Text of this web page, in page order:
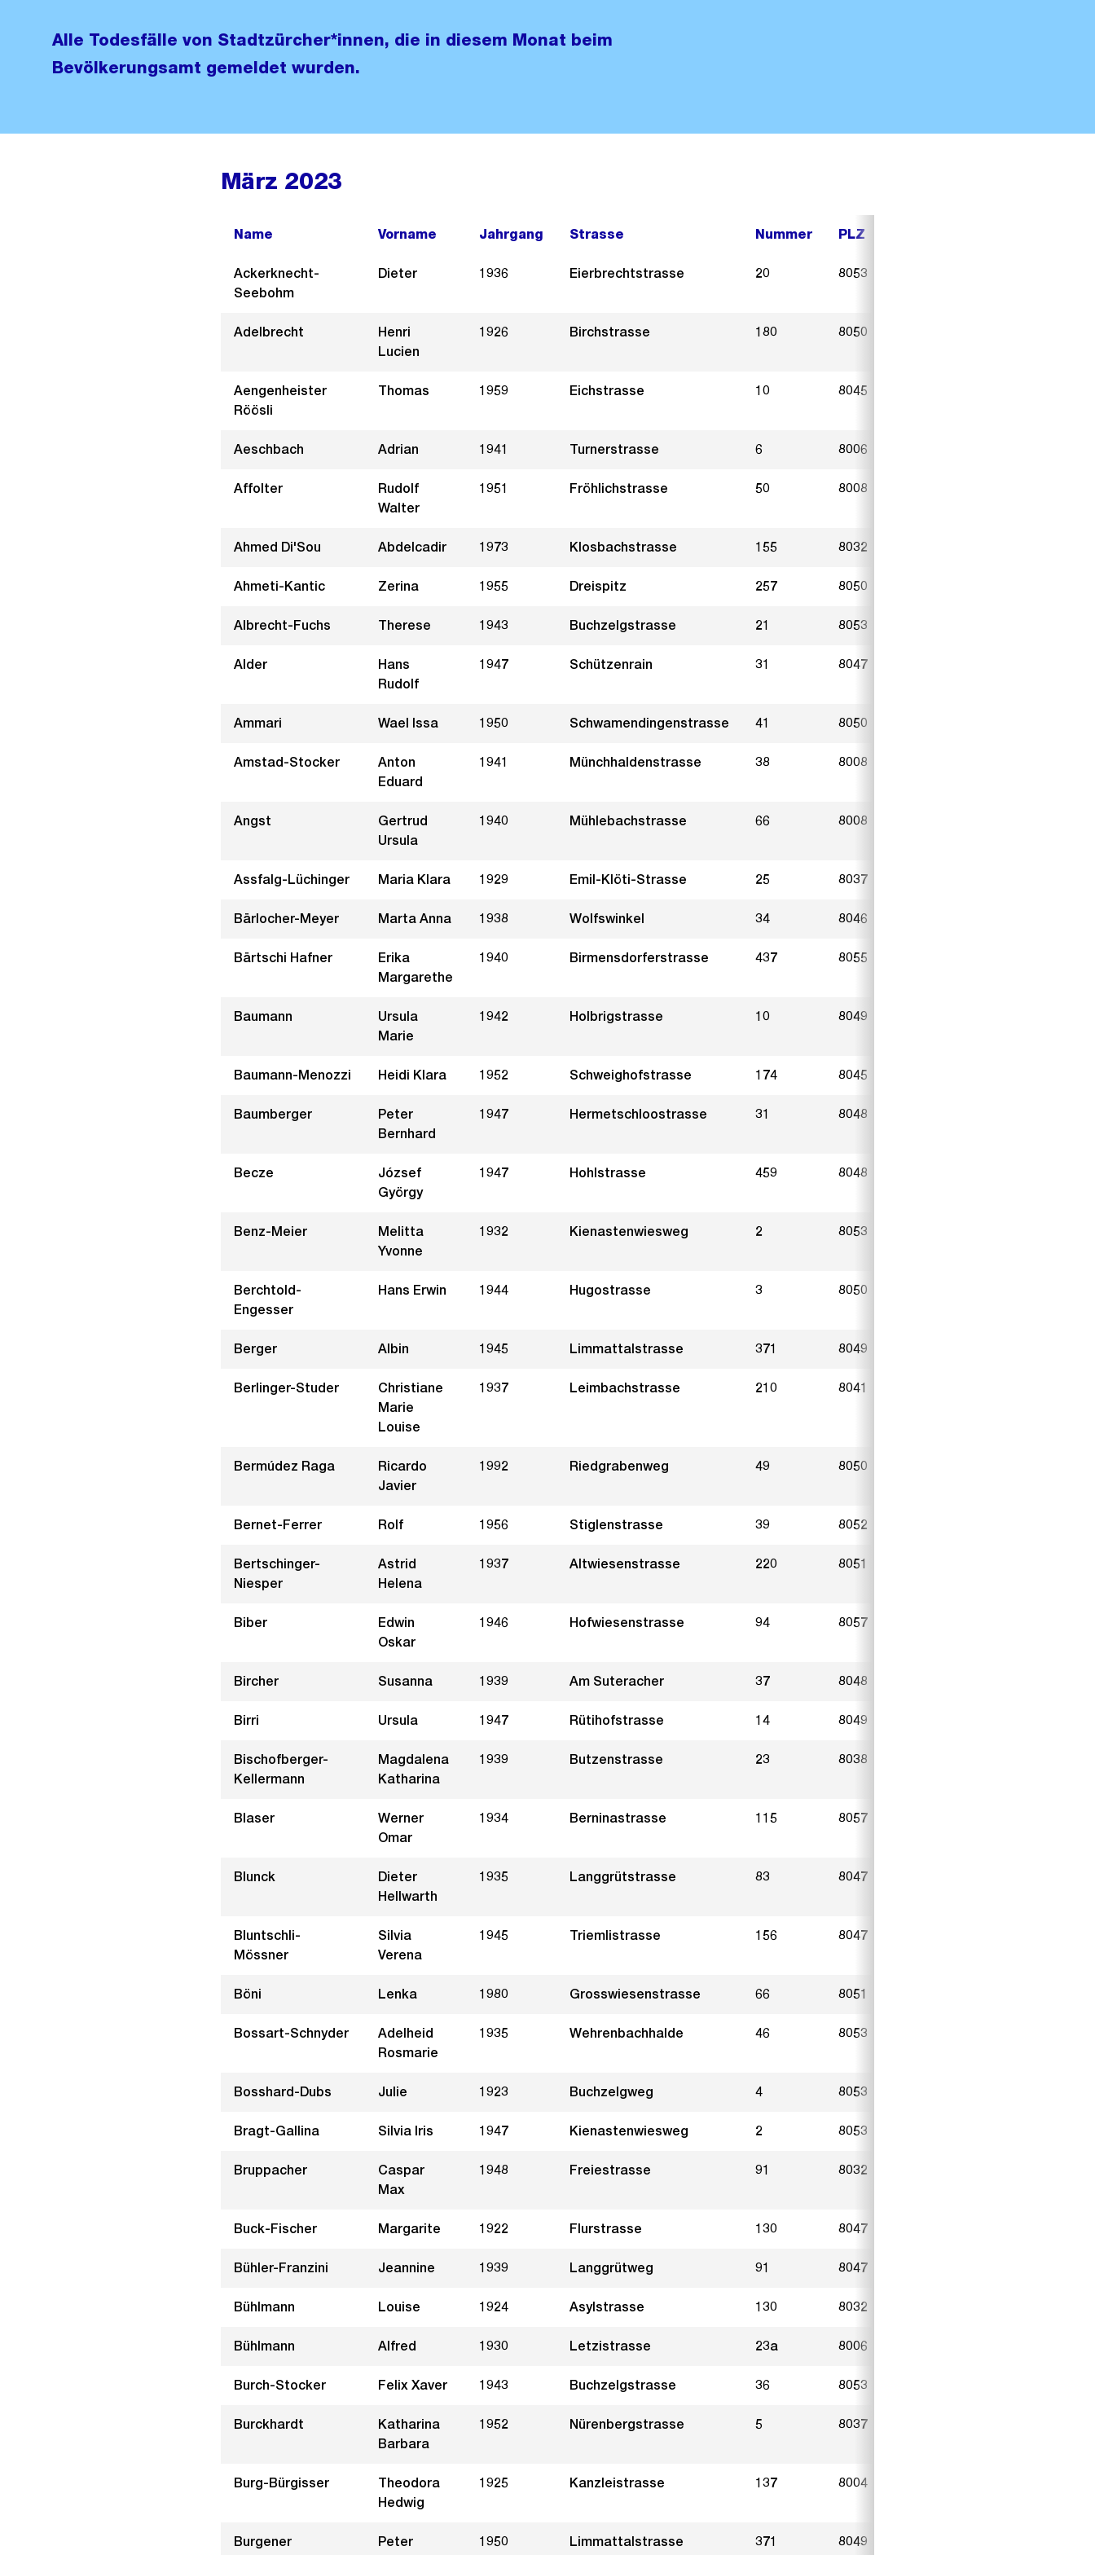
Alle Todesfälle von Stadtzürcher*innen, die in diesem Monat beim
Bevölkerungsamt gemeldet wurden.
März 2023
Name Vorname Jahrgang Strasse Nummer PLZ
Ackerknecht-
Seebohm
Dieter 1936 Eierbrechtstrasse 20 8053
Adelbrecht
Henri
Lucien
1926 Birchstrasse 180 8050
Aengenheister
Röösli
Thomas 1959 Eichstrasse 10 8045
Aeschbach Adrian 1941 Turnerstrasse 6 8006
Affolter
Rudolf
Walter
1951 Fröhlichstrasse 50 8008
Ahmed Di'Sou Abdelcadir 1973 Klosbachstrasse 155 8032
Ahmeti-Kantic Zerina 1955 Dreispitz 257 8050
Albrecht-Fuchs Therese 1943 Buchzelgstrasse 21 8053
Alder
Hans
Rudolf
1947 Schützenrain 31 8047
Ammari Wael Issa 1950 Schwamendingenstrasse 41 8050
Amstad-Stocker
Anton
Eduard
1941 Münchhaldenstrasse 38 8008
Angst
Gertrud
Ursula
1940 Mühlebachstrasse 66 8008
Assfalg-Lüchinger Maria Klara 1929 Emil-Klöti-Strasse 25 8037
Bärlocher-Meyer Marta Anna 1938 Wolfswinkel 34 8046
Bärtschi Hafner
Erika
Margarethe
1940 Birmensdorferstrasse 437 8055
Baumann
Ursula
Marie
1942 Holbrigstrasse 10 8049
Baumann-Menozzi Heidi Klara 1952 Schweighofstrasse 174 8045
Baumberger
Peter
Bernhard
1947 Hermetschloostrasse 31 8048
Becze
József
György
1947 Hohlstrasse 459 8048
Benz-Meier
Melitta
Yvonne
1932 Kienastenwiesweg 2 8053
Berchtold-
Engesser
Hans Erwin 1944 Hugostrasse 3 8050
Berger Albin 1945 Limmattalstrasse 371 8049
Berlinger-Studer
Christiane
Marie
Louise
1937 Leimbachstrasse 210 8041
Bermúdez Raga
Ricardo
Javier
1992 Riedgrabenweg 49 8050
Bernet-Ferrer Rolf 1956 Stiglenstrasse 39 8052
Bertschinger-
Niesper
Astrid
Helena
1937 Altwiesenstrasse 220 8051
Biber
Edwin
Oskar
1946 Hofwiesenstrasse 94 8057
Bircher Susanna 1939 Am Suteracher 37 8048
Birri Ursula 1947 Rütihofstrasse 14 8049
Bischofberger-
Kellermann
Magdalena
Katharina
1939 Butzenstrasse 23 8038
Blaser
Werner
Omar
1934 Berninastrasse 115 8057
Blunck
Dieter
Hellwarth
1935 Langgrütstrasse 83 8047
Bluntschli-
Mössner
Silvia
Verena
1945 Triemlistrasse 156 8047
Böni Lenka 1980 Grosswiesenstrasse 66 8051
Bossart-Schnyder
Adelheid
Rosmarie
1935 Wehrenbachhalde 46 8053
Bosshard-Dubs Julie 1923 Buchzelgweg 4 8053
Bragt-Gallina Silvia Iris 1947 Kienastenwiesweg 2 8053
Bruppacher
Caspar
Max
1948 Freiestrasse 91 8032
Buck-Fischer Margarite 1922 Flurstrasse 130 8047
Bühler-Franzini Jeannine 1939 Langgrütweg 91 8047
Bühlmann Louise 1924 Asylstrasse 130 8032
Bühlmann Alfred 1930 Letzistrasse 23a 8006
Burch-Stocker Felix Xaver 1943 Buchzelgstrasse 36 8053
Burckhardt
Katharina
Barbara
1952 Nürenbergstrasse 5 8037
Burg-Bürgisser
Theodora
Hedwig
1925 Kanzleistrasse 137 8004
Burgener Peter 1950 Limmattalstrasse 371 8049